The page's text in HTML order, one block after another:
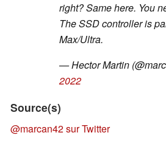
right? Same here. You
The SSD controller is
Max/Ultra.
— Hector Martin
2022
Source(s)
@marcan42 sur Twitter